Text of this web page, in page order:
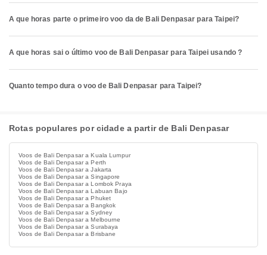
A que horas parte o primeiro voo da de Bali Denpasar para Taipei?
A que horas sai o último voo de Bali Denpasar para Taipei usando ?
Quanto tempo dura o voo de Bali Denpasar para Taipei?
Rotas populares por cidade a partir de Bali Denpasar
Voos de Bali Denpasar a Kuala Lumpur
Voos de Bali Denpasar a Perth
Voos de Bali Denpasar a Jakarta
Voos de Bali Denpasar a Singapore
Voos de Bali Denpasar a Lombok Praya
Voos de Bali Denpasar a Labuan Bajo
Voos de Bali Denpasar a Phuket
Voos de Bali Denpasar a Bangkok
Voos de Bali Denpasar a Sydney
Voos de Bali Denpasar a Melbourne
Voos de Bali Denpasar a Surabaya
Voos de Bali Denpasar a Brisbane